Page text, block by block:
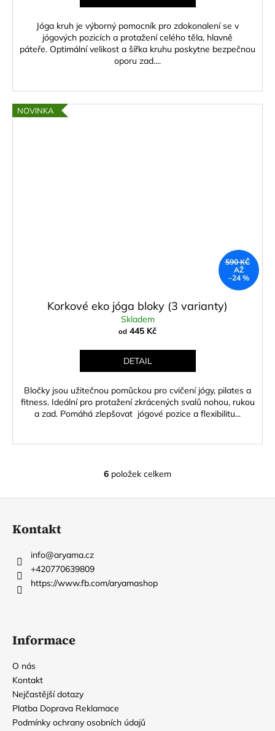
Jóga kruh je výborný pomocník pro zdokonalení se v
jógových pozicích a protažení celého těla, hlavně
páteře. Optimální velikost a šířka kruhu poskytne bezpečnou
oporu zad....
NOVINKA
590 KČ
AŽ
–24 %
Korkové eko jóga bloky (3 varianty)
Skladem
od 445 Kč
DETAIL
Bločky jsou užitečnou pomůckou pro cvičení jógy, pilates a
fitness. Ideální pro protažení zkrácených svalů nohou, rukou
a zad. Pomáhá zlepšovat jógové pozice a flexibilitu...
O
v
p
u
6 položek celkem
Z
Kontakt
info@aryama.cz
+420770639809
https://www.fb.com/aryamashop
Informace
O nás
Kontakt
Nejčastější dotazy
Platba Doprava Reklamace
Podmínky ochrany osobních údajů